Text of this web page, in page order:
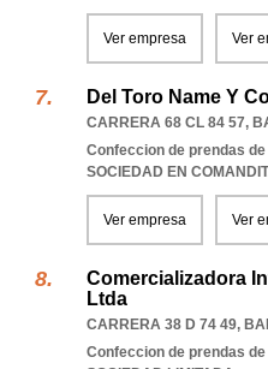
Ver empresa Ver
Del Toro Name Y
CARRERA 68 CL 84 57,
Confeccion de prendas
SOCIEDAD EN
Ver empresa Ver
Comercializadora
Ltda
CARRERA 38 D 74 49,
Confeccion de prendas